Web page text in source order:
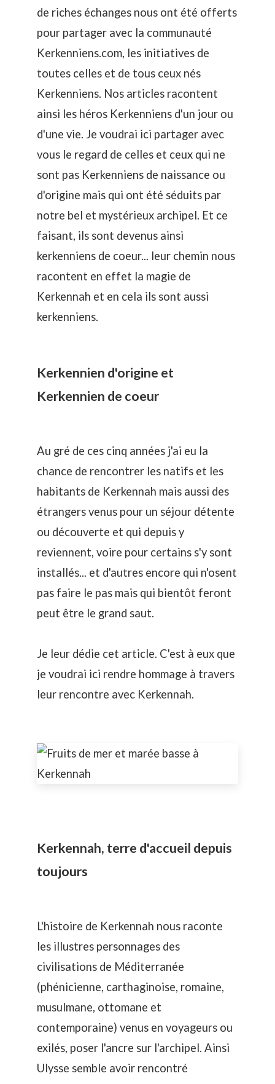
de riches échanges nous ont été offerts
pour partager avec la communauté
Kerkenniens.com, les initiatives de
toutes celles et de tous ceux nés
Kerkenniens. Nos articles racontent
ainsi les héros Kerkenniens d'un jour ou
d'une vie. Je voudrai ici partager avec
vous le regard de celles et ceux qui ne
sont pas Kerkenniens de naissance ou
d'origine mais qui ont été séduits par
notre bel et mystérieux archipel. Et ce
faisant, ils sont devenus ainsi
kerkenniens de coeur... leur chemin nous
racontent en effet la magie de
Kerkennah et en cela ils sont aussi
kerkenniens.
Kerkennien d'origine et
Kerkennien de coeur
Au gré de ces cinq années j'ai eu la
chance de rencontrer les natifs et les
habitants de Kerkennah mais aussi des
étrangers venus pour un séjour détente
ou découverte et qui depuis y
reviennent, voire pour certains s'y sont
installés... et d'autres encore qui n'osent
pas faire le pas mais qui bientôt feront
peut être le grand saut.
Je leur dédie cet article. C'est à eux que
je voudrai ici rendre hommage à travers
leur rencontre avec Kerkennah.
Kerkennah, terre d'accueil depuis
toujours
L'histoire de Kerkennah nous raconte
les illustres personnages des
civilisations de Méditerranée
(phénicienne, carthaginoise, romaine,
musulmane, ottomane et
contemporaine) venus en voyageurs ou
exilés, poser l'ancre sur l'archipel. Ainsi
Ulysse semble avoir rencontré